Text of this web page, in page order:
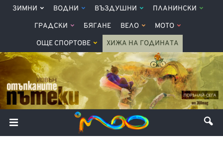
ЗИМНИ ВОДНИ ВЪЗДУШНИ ПЛАНИНСКИ
ГРАДСКИ БЯГАНЕ ВЕЛО МОТО
ОЩЕ СПОРТОВЕ ХИЖА НА ГОДИНАТА